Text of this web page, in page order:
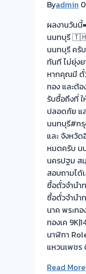
Byadmin
ผลงานวันนี้
นนทบุรี
นนทบุรี ครั
ทันที ไม่ยุ่ง
หากคุณมี ตั๋
ทอง และต้อ
รับซื้อถึงที่
ปลอดภัย แ
นนทบุรี#ก
และ จังหวั
หมดครับ น
นครปฐม ส
สอบถามได้
ซื้อตั๋วจำนำ
ซื้อตั๋วจำนำ
นาค พระท
ทองเค
นาฬิกา
แหวนเพชร
Read More